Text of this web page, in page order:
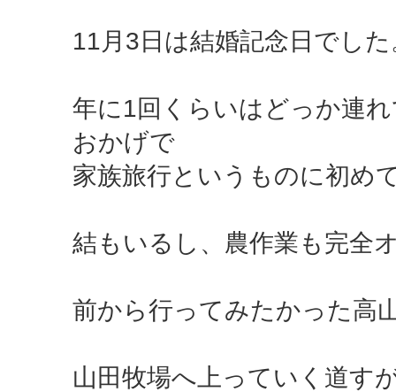
11月3日は結婚記念日でした
年に1回くらいはどっか連
おかげで
家族旅行というものに初め
結もいるし、農作業も完全
前から行ってみたかった高
山田牧場へ上っていく道す